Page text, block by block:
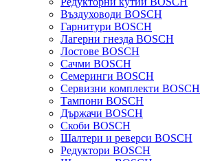
Въздуховоди BOSCH
Гарнитури BOSCH
Лагерни гнезда BOSCH
Лостове BOSCH
Сачми BOSCH
Семеринги BOSCH
Сервизни комплекти BOSCH
Тампони BOSCH
Държачи BOSCH
Скоби BOSCH
Шалтери и реверси BOSCH
Редуктори BOSCH